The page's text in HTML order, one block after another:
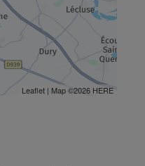
Leaflet| Map ©2026 HERE